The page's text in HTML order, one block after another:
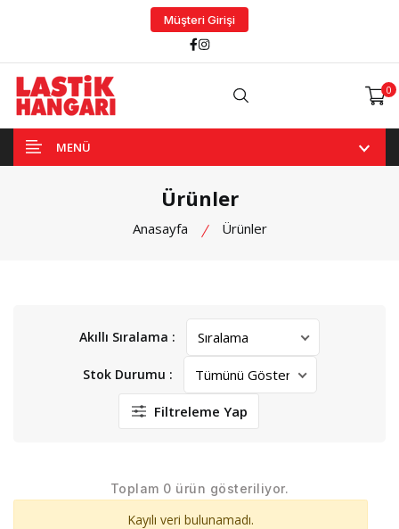
Müşteri Girişi
Facebook
Instagram
0
MENÜ
Ürünler
Anasayfa Ürünler
Akıllı Sıralama :
Stok Durumu :
Filtreleme Yap
Toplam 0 ürün gösteriliyor.
Kayılı veri bulunamadı.